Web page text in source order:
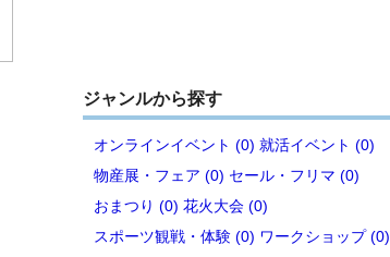
ジャンルから探す
オンラインイベント (0) 就活イベント (0)
物産展・フェア (0) セール・フリマ (0)
おまつり (0) 花火大会 (0)
スポーツ観戦・体験 (0) ワークショップ (0)